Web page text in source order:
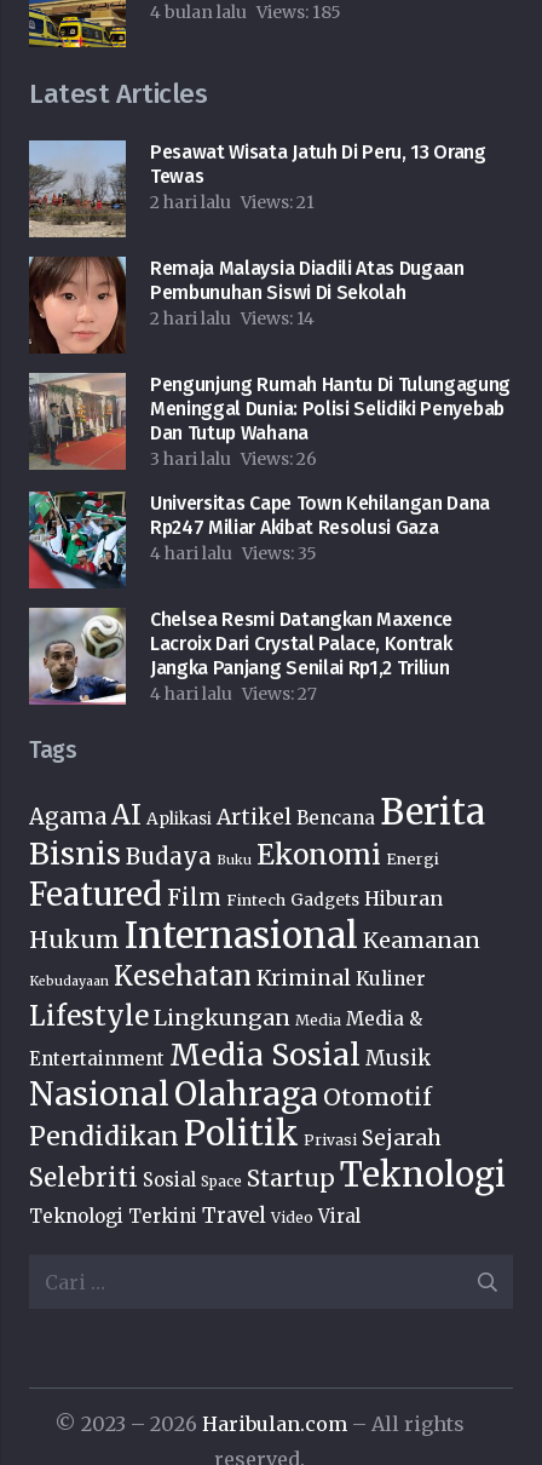
4 bulan lalu Views: 185
Latest Articles
Pesawat Wisata Jatuh Di Peru, 13 Orang
Tewas
2 hari lalu Views:21
Remaja Malaysia Diadili Atas Dugaan
Pembunuhan Siswi Di Sekolah
2 hari lalu Views: 14
Pengunjung Rumah Hantu Di Tulungagung
Meninggal Dunia: Polisi Selidiki Penyebab
Dan Tutup Wahana
3 hari lalu Views:26
Universitas Cape Town Kehilangan Dana
Rp247 Miliar Akibat Resolusi Gaza
4 hari lalu Views: 35
Chelsea Resmi Datangkan Maxence
Lacroix Dari Crystal Palace, Kontrak
Jangka Panjang Senilai Rp1,2 Triliun
4 hari lalu Views:27
Tags
AgamaAI Aplikasi Artikel Bencana Berita
Bisnis Budaya Buku Ekonomi Energi
Featured Film Fintech Gadgets Hiburan
Hukum Internasional Keamanan
Kebudayaan Kesehatan Kriminal Kuliner
LifestyleLingkungan Media Media &
Entertainment Media Sosial Musik
NasionalOlahraga Otomotif
Pendidikan Politik Privasi Sejarah
Selebriti Sosial Space Startup Teknologi
Teknologi Terkini Travel Video Viral
Cari
© 2023 – 2026 Haribulan.com – All rights
reserved.